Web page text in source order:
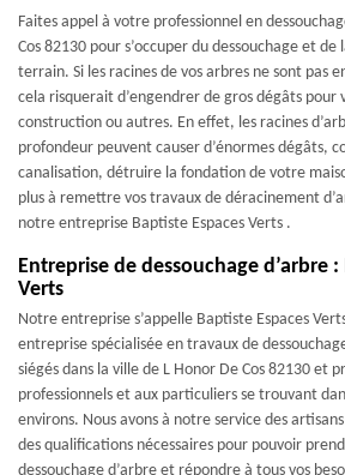
Faites appel à votre professionnel en
Cos 82130 pour s’occuper du dessouchage et
terrain. Si les racines de vos arbres ne sont pas
cela risquerait d’engendrer de gros dégâts pour
construction ou autres. En effet, les racines
profondeur peuvent causer d’énormes dégâts,
canalisation, détruire la fondation de votre
plus à remettre vos travaux de déracinement
notre entreprise Baptiste Espaces Verts .
Entreprise de dessouchage d’arbre
Verts
Notre entreprise s’appelle Baptiste Espaces
entreprise spécialisée en travaux de
siégés dans la ville de L Honor De Cos 82130 et
professionnels et aux particuliers se trouvant
environs. Nous avons à notre service des
des qualifications nécessaires pour pouvoir
dessouchage d’arbre et répondre à tous vos